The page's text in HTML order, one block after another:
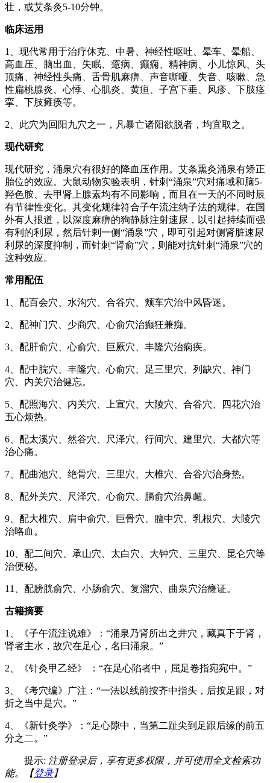
壮，或艾条灸5-10分钟。
临床运用
1、现代常用于治疗休克、中暑、神经性呕吐、晕车、晕船、
高血压、脑出血、失眠、癔病、癫痫、精神病、小儿惊风、头
顶痛、神经性头痛、舌骨肌麻痹、声音嘶哑、失音、咳嗽、急
性扁桃腺炎、心悸、心肌炎、黄疸、子宫下垂、风疹、下肢痉
挛、下肢瘫痪等。
2、此穴为回阳九穴之一，凡暴亡诸阳欲脱者，均宜取之。
现代研究
现代研究，涌泉穴有很好的降血压作用。艾条熏灸涌泉有矫正
胎位的效应。大鼠动物实验表明，针刺“涌泉”穴对痛域和脑5-
羟色胺、去甲肾上腺素均有不同影响，而且在一天的不同时辰
有节律性变化。其变化规律符合子午流注纳子法的规律。在国
外有人拫道，以深度麻痹的狗静脉注射速尿，以引起持续而强
有利的利尿，然后针剌一侧“涌泉”穴，即可引起对侧肾脏速尿
利尿的深度抑制，而针刺“肾俞”穴，则能对抗针刺“涌泉”穴的
这种效应。
常用配伍
1、配百会穴、水沟穴、合谷穴、颊车穴治中风昏迷。
2、配神门穴、少商穴、心俞穴治癫狂兼痴。
3、配肝俞穴、心俞穴、巨厥穴、丰隆穴治痫疾。
4、配中脘穴、丰隆穴、心俞穴、足三里穴、列缺穴、神门
穴、内关穴治健忘。
5、配照海穴、内关穴、上宣穴、大陵穴、合谷穴、四花穴治
五心烦热。
6、配太溪穴、然谷穴、尺泽穴、行间穴、建里穴、大都穴等
治心痛。
7、配曲池穴、绝骨穴、三里穴、大椎穴、合谷穴治身热。
8、配外关穴、尺泽穴、心俞穴、膈俞穴治鼻衄。
9、配大椎穴、肩中俞穴、巨骨穴、膻中穴、乳根穴、大陵穴
治咯血。
10、配二间穴、承山穴、太白穴、大钟穴、三里穴、昆仑穴等
治便秘。
11、配膀胱俞穴、小肠俞穴、复溜穴、曲泉穴治癃证。
古籍摘要
1、《子午流注说难》：“涌泉乃肾所出之井穴，藏真下于肾，
肾者主水，故穴在足心，名曰涌泉。”
2、《针灸甲乙经》 ：“在足心陷者中，屈足卷指宛宛中。”
3、《考穴编》广注：“一法以线前按齐中指头，后按足跟，对
折之当中是穴。”
4、《新针灸学》：“足心隙中，当第二趾尖到足跟后缘的前五
分之二。”
提示: 注册登录后，享有更多权限，并可使用全文检索功
能。【登录】